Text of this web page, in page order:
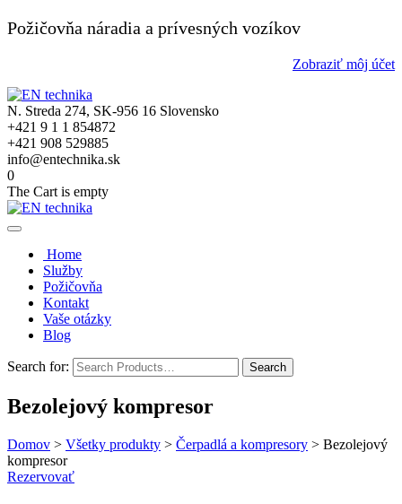
Požičovňa náradia a prívesných vozíkov
Zobraziť môj účet
N. Streda 274, SK-956 16 Slovensko
+421 9 1 1 854872
+421 908 529885
info@entechnika.sk
0
The Cart is empty
Home
Služby
Požičovňa
Kontakt
Vaše otázky
Blog
Search for:
Bezolejový kompresor
Domov > Všetky produkty > Čerpadlá a kompresory > Bezolejový
kompresor
Rezervovať